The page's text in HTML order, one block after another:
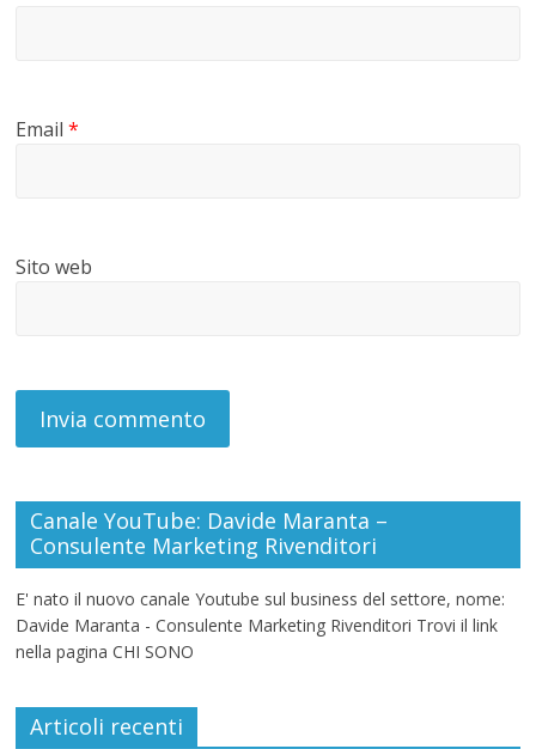
Email*
Sito web
Canale YouTube: Davide Maranta –
Consulente Marketing Rivenditori
E' nato il nuovo canale Youtube sul business del settore, nome:
Davide Maranta - Consulente Marketing Rivenditori Trovi il link
nella pagina CHI SONO
Articoli recenti